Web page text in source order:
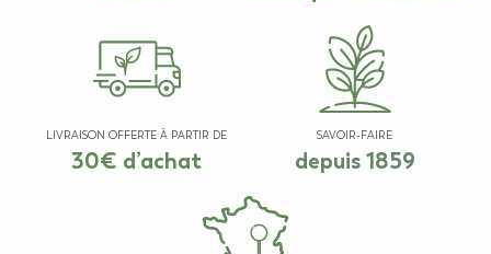
LIVRAISON OFFERTE À PARTIR DE
30€ d’achat
SAVOIR-FAIRE
depuis 1859